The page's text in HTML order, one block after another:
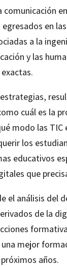
en
a la
y las
cuál es la
modo las
los
educativos
que
el análisis del
de la
mejor
años.